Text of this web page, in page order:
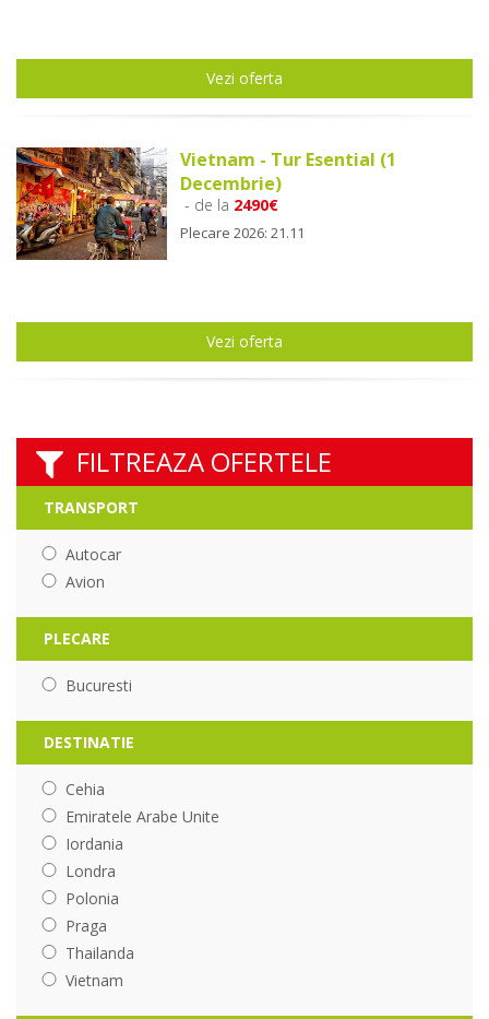
Vezi oferta
Vietnam - Tur Esential (1
Decembrie)
- de la 2490€
Plecare 2026: 21.11
Vezi oferta
FILTREAZA OFERTELE
TRANSPORT
Autocar
Avion
PLECARE
Bucuresti
DESTINATIE
Cehia
Emiratele Arabe Unite
Iordania
Londra
Polonia
Praga
Thailanda
Vietnam